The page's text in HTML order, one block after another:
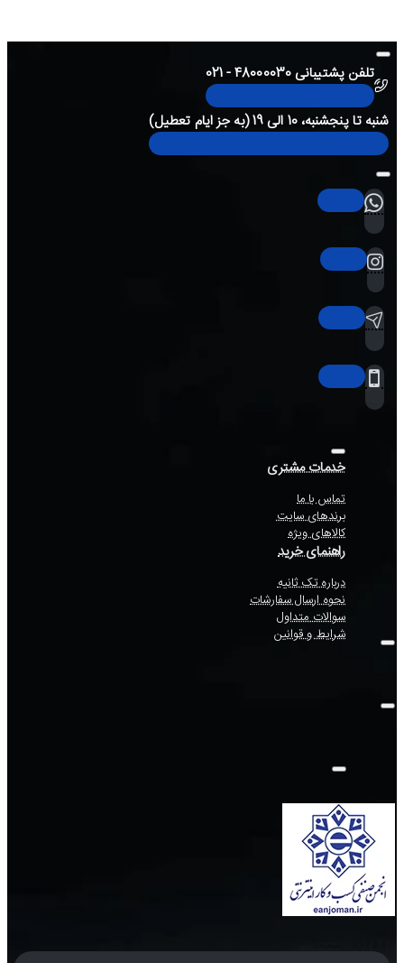
تلفن پشتیبانی 48000030 - 021
شنبه تا پنجشنبه، 10 الی 19 (به جز ایام تعطیل)
خدمات مشتری
تماس با ما
برندهای سایت
کالاهای ویژه
راهنمای خرید
درباره تک ثانیه
نحوه ارسال سفارشات
سوالات متداول
شرایط و قوانین